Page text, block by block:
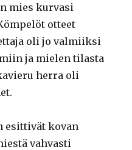
mies kurvasi
otteet
oli jo valmiiksi
ja mielen tilasta
herra oli
esittivät kovan
vahvasti